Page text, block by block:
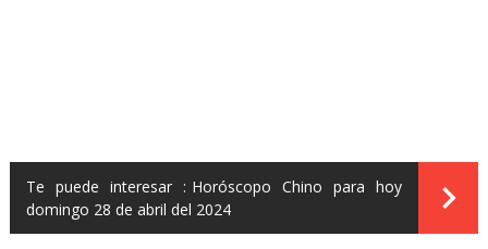
Te puede interesar : Horóscopo Chino para hoy
domingo 28 de abril del 2024